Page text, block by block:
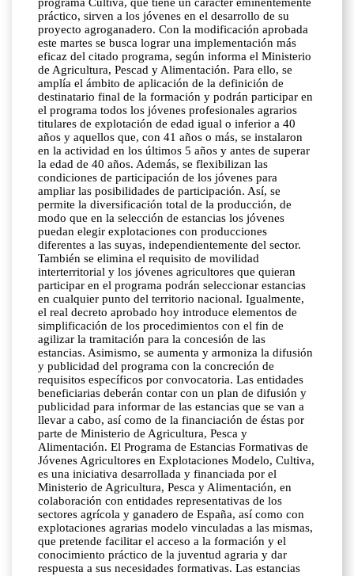
práctico, sirven a los jóvenes en el desarrollo de su
proyecto agroganadero. Con la modificación aprobada
este martes se busca lograr una implementación más
eficaz del citado programa, según informa el Ministerio
de Agricultura, Pescad y Alimentación. Para ello, se
amplía el ámbito de aplicación de la definición de
destinatario final de la formación y podrán participar en
el programa todos los jóvenes profesionales agrarios
titulares de explotación de edad igual o inferior a 40
años y aquellos que, con 41 años o más, se instalaron
en la actividad en los últimos 5 años y antes de superar
la edad de 40 años. Además, se flexibilizan las
condiciones de participación de los jóvenes para
ampliar las posibilidades de participación. Así, se
permite la diversificación total de la producción, de
modo que en la selección de estancias los jóvenes
puedan elegir explotaciones con producciones
diferentes a las suyas, independientemente del sector.
También se elimina el requisito de movilidad
interterritorial y los jóvenes agricultores que quieran
participar en el programa podrán seleccionar estancias
en cualquier punto del territorio nacional. Igualmente,
el real decreto aprobado hoy introduce elementos de
simplificación de los procedimientos con el fin de
agilizar la tramitación para la concesión de las
estancias. Asimismo, se aumenta y armoniza la difusión
y publicidad del programa con la concreción de
requisitos específicos por convocatoria. Las entidades
beneficiarias deberán contar con un plan de difusión y
publicidad para informar de las estancias que se van a
llevar a cabo, así como de la financiación de éstas por
parte de Ministerio de Agricultura, Pesca y
Alimentación. El Programa de Estancias Formativas de
Jóvenes Agricultores en Explotaciones Modelo, Cultiva,
es una iniciativa desarrollada y financiada por el
Ministerio de Agricultura, Pesca y Alimentación, en
colaboración con entidades representativas de los
sectores agrícola y ganadero de España, así como con
explotaciones agrarias modelo vinculadas a las mismas,
que pretende facilitar el acceso a la formación y el
conocimiento práctico de la juventud agraria y dar
respuesta a sus necesidades formativas. Las estancias